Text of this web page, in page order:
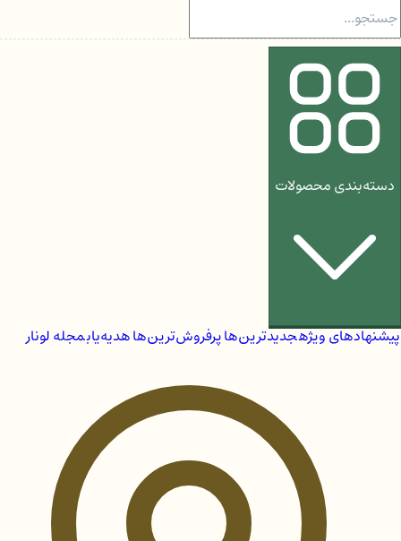
دسته‌بندی محصولات
پیشنهادهای ویژهجدیدترین‌هاپرفروش‌ترین‌هاهدیه‌یابمجله لونار